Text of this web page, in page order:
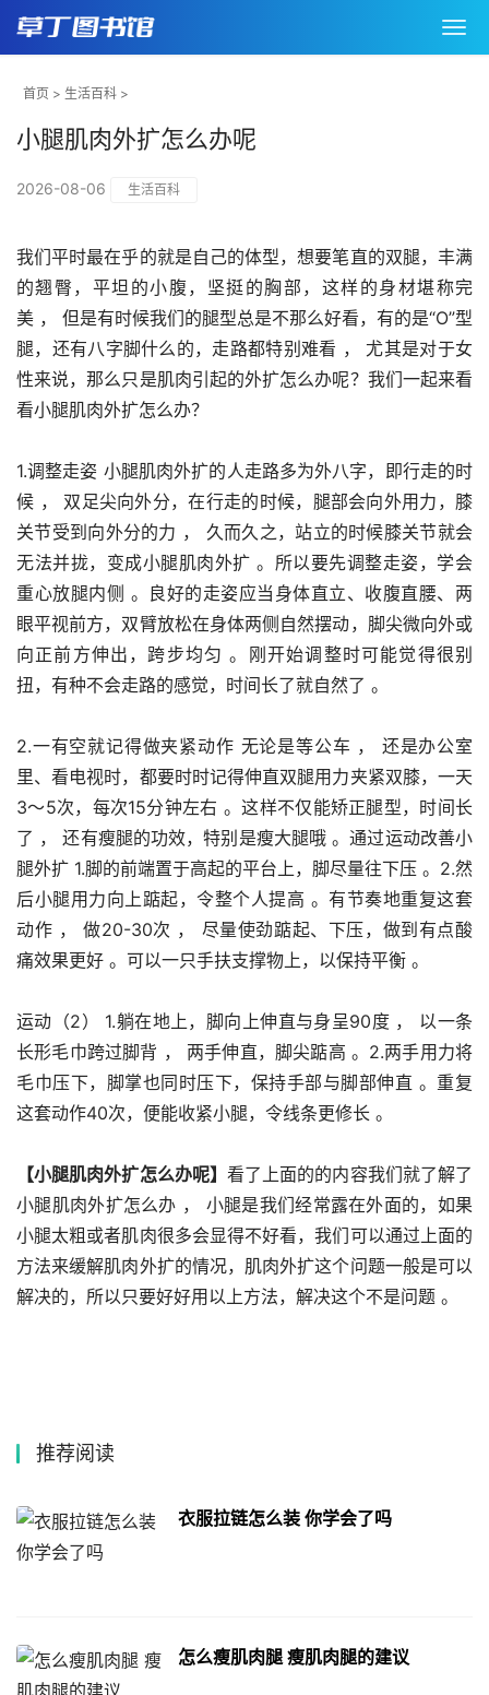
首页 > 生活百科 >
小腿肌肉外扩怎么办呢
2026-08-06 生活百科
我们平时最在乎的就是自己的体型，想要笔直的双腿，丰满
的翘臀，平坦的小腹，坚挺的胸部，这样的身材堪称完
美 ， 但是有时候我们的腿型总是不那么好看，有的是“O”型
腿，还有八字脚什么的，走路都特别难看 ， 尤其是对于女
性来说，那么只是肌肉引起的外扩怎么办呢？我们一起来看
看小腿肌肉外扩怎么办？
1.调整走姿 小腿肌肉外扩的人走路多为外八字，即行走的时
候 ， 双足尖向外分，在行走的时候，腿部会向外用力，膝
关节受到向外分的力 ， 久而久之，站立的时候膝关节就会
无法并拢，变成小腿肌肉外扩 。所以要先调整走姿，学会
重心放腿内侧 。良好的走姿应当身体直立、收腹直腰、两
眼平视前方，双臂放松在身体两侧自然摆动，脚尖微向外或
向正前方伸出，跨步均匀 。刚开始调整时可能觉得很别
扭，有种不会走路的感觉，时间长了就自然了 。
2.一有空就记得做夹紧动作 无论是等公车 ， 还是办公室
里、看电视时，都要时时记得伸直双腿用力夹紧双膝，一天
3～5次，每次15分钟左右 。这样不仅能矫正腿型，时间长
了 ， 还有瘦腿的功效，特别是瘦大腿哦 。通过运动改善小
腿外扩 1.脚的前端置于高起的平台上，脚尽量往下压 。2.然
后小腿用力向上踮起，令整个人提高 。有节奏地重复这套
动作 ， 做20-30次 ， 尽量使劲踮起、下压，做到有点酸
痛效果更好 。可以一只手扶支撑物上，以保持平衡 。
运动（2） 1.躺在地上，脚向上伸直与身呈90度 ， 以一条
长形毛巾跨过脚背 ， 两手伸直，脚尖踮高 。2.两手用力将
毛巾压下，脚掌也同时压下，保持手部与脚部伸直 。重复
这套动作40次，便能收紧小腿，令线条更修长 。
【小腿肌肉外扩怎么办呢】 看了上面的的内容我们就了解了
小腿肌肉外扩怎么办 ， 小腿是我们经常露在外面的，如果
小腿太粗或者肌肉很多会显得不好看，我们可以通过上面的
方法来缓解肌肉外扩的情况，肌肉外扩这个问题一般是可以
解决的，所以只要好好用以上方法，解决这个不是问题 。
推荐阅读
衣服拉链怎么装 你学会了吗
怎么瘦肌肉腿 瘦肌肉腿的建议